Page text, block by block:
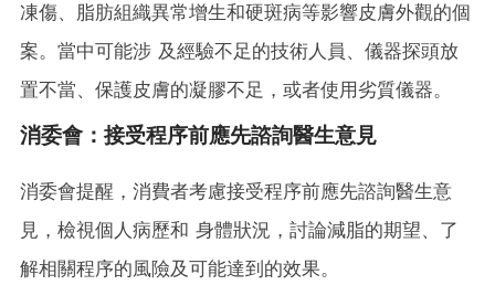
凍傷、脂肪組織異常增生和硬斑病等影響皮膚外觀的個
案。當中可能涉 及經驗不足的技術人員、儀器探頭放
置不當、保護皮膚的凝膠不足，或者使用劣質儀器。
消委會：接受程序前應先諮詢醫生意見
消委會提醒，消費者考慮接受程序前應先諮詢醫生意
見，檢視個人病歷和 身體狀況，討論減脂的期望、了
解相關程序的風險及可能達到的效果。